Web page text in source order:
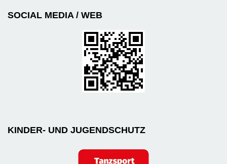
SOCIAL MEDIA / WEB
KINDER- UND JUGENDSCHUTZ